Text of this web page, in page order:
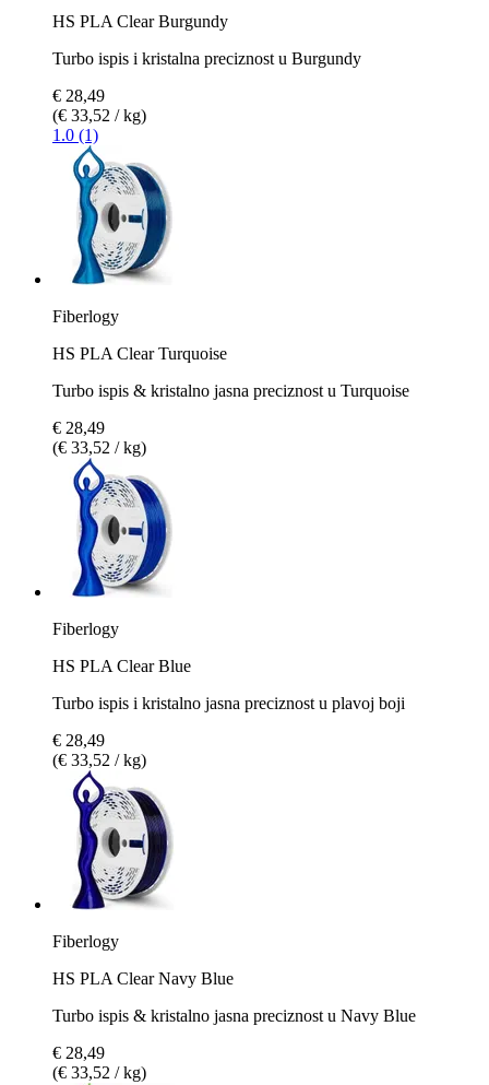
HS PLA Clear Burgundy
Turbo ispis i kristalna preciznost u Burgundy
€ 28,49
(€ 33,52 / kg)
1.0 (1)
Fiberlogy
HS PLA Clear Turquoise
Turbo ispis & kristalno jasna preciznost u Turquoise
€ 28,49
(€ 33,52 / kg)
Fiberlogy
HS PLA Clear Blue
Turbo ispis i kristalno jasna preciznost u plavoj boji
€ 28,49
(€ 33,52 / kg)
Fiberlogy
HS PLA Clear Navy Blue
Turbo ispis & kristalno jasna preciznost u Navy Blue
€ 28,49
(€ 33,52 / kg)